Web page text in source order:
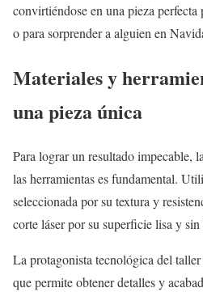
convirtiéndose en una pieza
o para sorprender a alguien en
Materiales y
una pieza única
Para lograr un resultado impecable,
las herramientas es fundamental.
seleccionada por su textura y
corte láser por su superficie lisa y
La protagonista tecnológica del
que permite obtener detalles y